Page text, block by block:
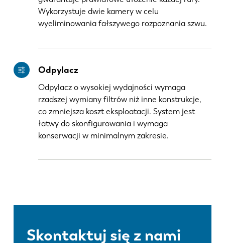
Wykorzystuje dwie kamery w celu
wyeliminowania fałszywego rozpoznania szwu.
Odpylacz
Odpylacz o wysokiej wydajności wymaga
rzadszej wymiany filtrów niż inne konstrukcje,
co zmniejsza koszt eksploatacji. System jest
łatwy do skonfigurowania i wymaga
konserwacji w minimalnym zakresie.
Skontaktuj się z nami